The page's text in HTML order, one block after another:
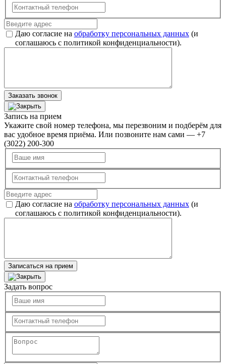
Даю согласие на обработку персональных данных(и
соглашаюсь с политикой конфиденциальности).
Заказать звонок
Запись на прием
Укажите свой номер телефона, мы перезвоним и подберём для
вас удобное время приёма. Или позвоните нам сами — +7
(3022) 200-300
Даю согласие на обработку персональных данных(и
соглашаюсь с политикой конфиденциальности).
Записаться на прием
Задать вопрос